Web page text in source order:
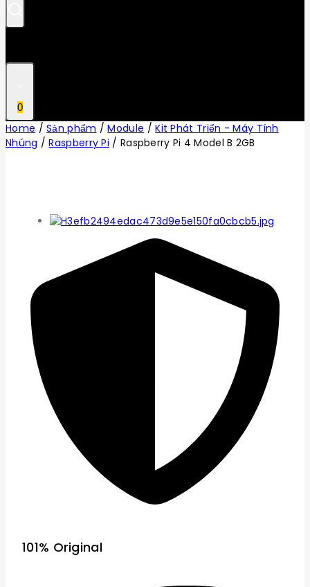
0
Home / Sản phẩm / Module / Kit Phát Triển - Máy Tính
Nhúng / Raspberry Pi / Raspberry Pi 4 Model B 2GB
101% Original